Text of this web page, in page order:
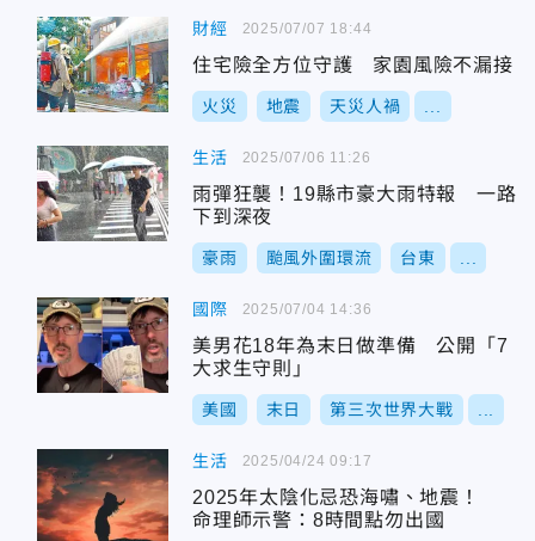
財經
住宅險全方位守護 家園風險不漏接
火災 地震 天災人禍
2025/07/07 18:44
生活
雨彈狂襲！19縣市豪大雨特報 一路
下到深夜
豪雨 颱風外圍環流 台東
2025/07/06 11:26
國際
美男花18年為末日做準備 公開「7
大求生守則」
美國 末日 第三次世界大戰
2025/07/04 14:36
生活
2025年太陰化忌恐海嘯、地震！
命理師示警：8時間點勿出國
2025/04/24 09:17